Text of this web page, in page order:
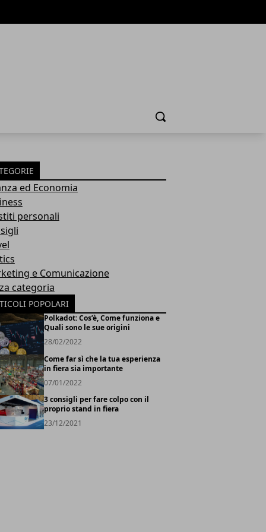
Cerca
ed Economia
personali
e Comunicazione
categoria
POPOLARI
Polkadot: Cos’è, Come funziona e
Quali sono le sue origini
28/02/2022
Come far sì che la tua esperienza
in fiera sia importante
07/01/2022
3 consigli per fare colpo con il
proprio stand in fiera
23/12/2021